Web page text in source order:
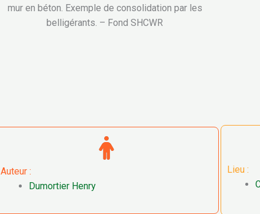
mur en béton. Exemple de consolidation par les
belligérants. – Fond SHCWR
Auteur :
Dumortier Henry
Lieu :